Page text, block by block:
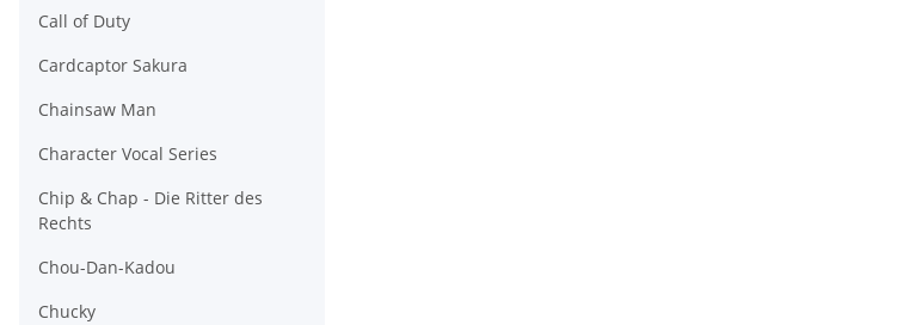
Call of Duty
Cardcaptor Sakura
Chainsaw Man
Character Vocal Series
Chip & Chap - Die Ritter des
Rechts
Chou-Dan-Kadou
Chucky